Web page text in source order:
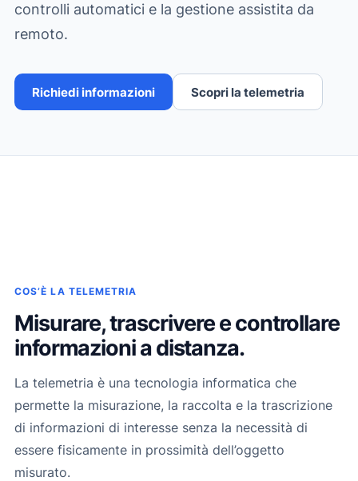
controlli automatici e la gestione assistita da
remoto.
Richiedi informazioni Scopri la telemetria
COS’È LA TELEMETRIA
Misurare, trascrivere e controllare
informazioni a distanza.
La telemetria è una tecnologia informatica che
permette la misurazione, la raccolta e la trascrizione
di informazioni di interesse senza la necessità di
essere fisicamente in prossimità dell’oggetto
misurato.